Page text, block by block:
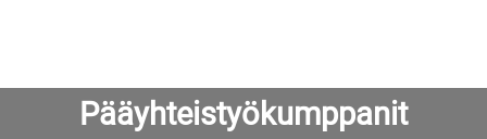
Pääyhteistyökumppanit